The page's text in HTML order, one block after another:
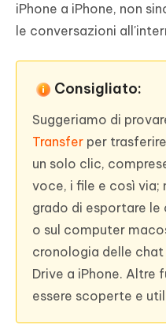
iPhone a iPhone, non
le conversazioni
Consigliato:
Suggeriamo di
Transfer per
un solo clic,
voce, i file e così via;
grado di esportare le
o sul computer
cronologia delle
Drive a iPhone. Altre
essere scoperte e